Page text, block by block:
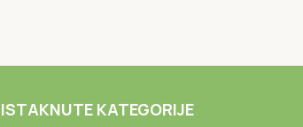
ISTAKNUTE KATEGORIJE